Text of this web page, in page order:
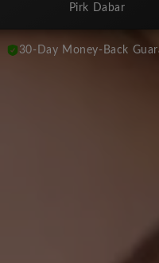
Pirk Dabar
30-Day Money-Back